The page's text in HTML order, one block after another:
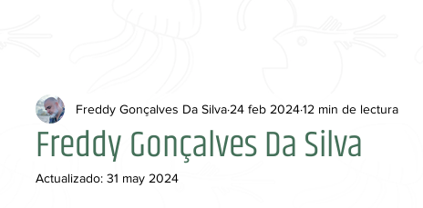
Freddy Gonçalves Da Silva
Freddy Gonçalves Da Silva 24 feb 202412 min de lectura
Actualizado: 31 may 2024